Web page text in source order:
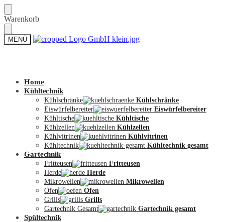
Skip
to
navigation
Skip
to
content
Warenkorb
MENÜ
Zum Shop
Home
Kühltechnik
Kühlschränke
Kühlschränke
Eiswürfelbereiter
Eiswürfelbereiter
Kühltische
Kühltische
Kühlzellen
Kühlzellen
Kühlvitrinen
Kühlvitrinen
Kühltechnik
Kühltechnik gesamt
Gartechnik
Fritteusen
Fritteusen
Herde
Herde
Mikrowellen
Mikrowellen
Öfen
Öfen
Grills
Grills
Gartechnik Gesamt
Gartechnik gesamt
Spültechnik